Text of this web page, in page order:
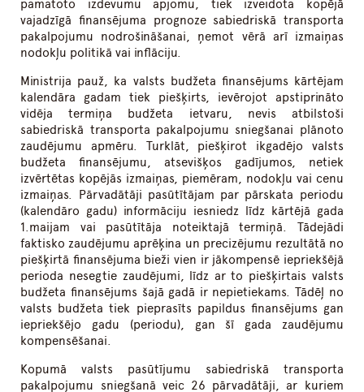
pamatoto izdevumu apjomu, tiek izveidota kopējā
vajadzīgā finansējuma prognoze sabiedriskā transporta
pakalpojumu nodrošināšanai, ņemot vērā arī izmaiņas
nodokļu politikā vai inflāciju.
Ministrija pauž, ka valsts budžeta finansējums kārtējam
kalendāra gadam tiek piešķirts, ievērojot apstiprināto
vidēja termiņa budžeta ietvaru, nevis atbilstoši
sabiedriskā transporta pakalpojumu sniegšanai plānoto
zaudējumu apmēru. Turklāt, piešķirot ikgadējo valsts
budžeta finansējumu, atsevišķos gadījumos, netiek
izvērtētas kopējās izmaiņas, piemēram, nodokļu vai cenu
izmaiņas. Pārvadātāji pasūtītājam par pārskata periodu
(kalendāro gadu) informāciju iesniedz līdz kārtējā gada
1.maijam vai pasūtītāja noteiktajā termiņā. Tādejādi
faktisko zaudējumu aprēķina un precizējumu rezultātā no
piešķirtā finansējuma bieži vien ir jākompensē iepriekšējā
perioda nesegtie zaudējumi, līdz ar to piešķirtais valsts
budžeta finansējums šajā gadā ir nepietiekams. Tādēļ no
valsts budžeta tiek pieprasīts papildus finansējums gan
iepriekšējo gadu (periodu), gan šī gada zaudējumu
kompensēšanai.
Kopumā valsts pasūtījumu sabiedriskā transporta
pakalpojumu sniegšanā veic 26 pārvadātāji, ar kuriem